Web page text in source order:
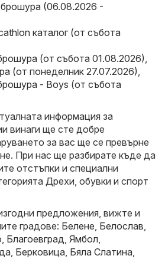
(06.08.2026 -
каталог (от събота
(от събота 01.08.2026),
(от понеделник 27.07.2026),
- Boys (от събота
информация за
винаги ще сте добре
за вас ще се превърне
При нас ще разбирате къде да
отстъпки и специални
Дрехи, обувки и спорт
предложения, вижте и
градове: Белене, Белослав,
, Благоевград, Ямбол,
, Берковица, Бяла Слатина,